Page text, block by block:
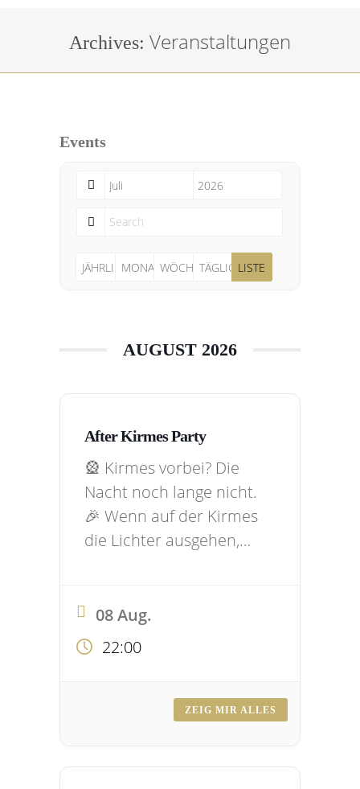
Sie befinden sich hier:
Archives: Veranstaltungen
Events
JÄHRLICHMONATLICHWÖCHENTLICH
TÄGLICHLISTE
AUGUST 2026
After Kirmes Party
🎡 Kirmes vorbei? Die
Nacht noch lange nicht.
🎉 Wenn auf der Kirmes
die Lichter ausgehen,
wir die After Kirmes
Party mit den besten
Partyhits – von
aktuellen Charts. Egal ob
08 Aug.
22:00
ZEIG MIR ALLES